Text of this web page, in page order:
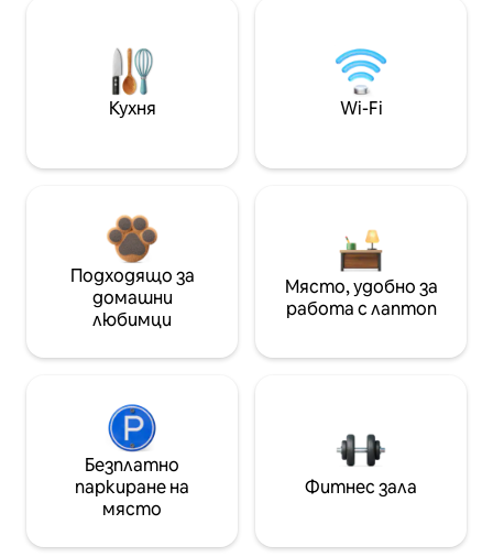
Кухня Wi-Fi
Подходящо за
домашни
любимци
Място, удобно за
работа с лаптоп
Безплатно
паркиране на
място
Фитнес зала